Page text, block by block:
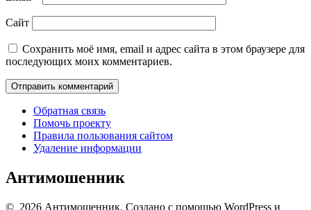
Сайт
Сохранить моё имя, email и адрес сайта в этом браузере для
последующих моих комментариев.
Обратная связь
Помочь проекту
Правила пользования сайтом
Удаление информации
Антимошенник
© 2026 Антимошенник. Создано с помощью WordPress и